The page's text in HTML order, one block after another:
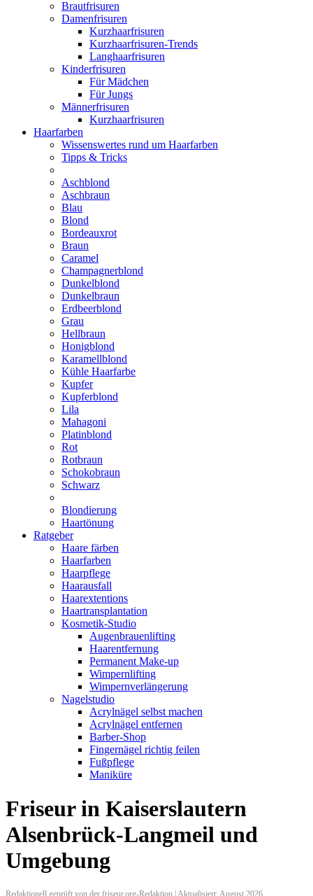
Brautfrisuren
Damenfrisuren
Kurzhaarfrisuren
Kurzhaarfrisuren-Trends
Langhaarfrisuren
Kinderfrisuren
Für Mädchen
Für Jungs
Männerfrisuren
Kurzhaarfrisuren
Haarfarben
Wissenswertes rund um Haarfarben
Tipps & Tricks
Aschblond
Aschbraun
Blau
Blond
Bordeauxrot
Braun
Caramel
Champagnerblond
Dunkelblond
Dunkelbraun
Erdbeerblond
Grau
Hellbraun
Honigblond
Karamellblond
Kühle Haarfarbe
Kupfer
Kupferblond
Lila
Mahagoni
Platinblond
Rot
Rotbraun
Schokobraun
Schwarz
Blondierung
Haartönung
Ratgeber
Haare färben
Haarfarben
Haarpflege
Haarausfall
Haarextentions
Haartransplantation
Kosmetik-Studio
Augenbrauenlifting
Haarentfernung
Permanent Make-up
Wimpernlifting
Wimpernverlängerung
Nagelstudio
Acrylnägel selbst machen
Acrylnägel entfernen
Barber-Shop
Fingernägel richtig feilen
Fußpflege
Maniküre
Friseur in Kaiserslautern
Alsenbrück-Langmeil und
Umgebung
Redaktionell geprüft von der friseur.org-Redaktion | Aktualisiert: August 2026